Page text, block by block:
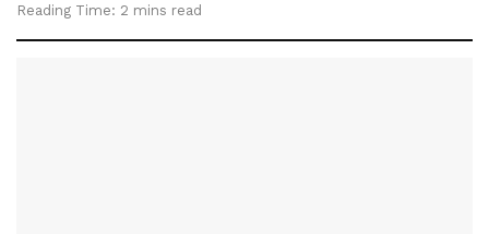
Reading Time: 2 mins read